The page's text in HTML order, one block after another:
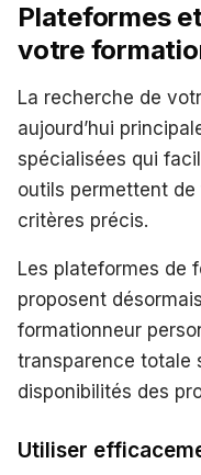
Plateformes
votre
La recherche de
aujourd’hui
spécialisées qui
outils permettent
critères précis.
Les plateformes de
proposent
formationneur
transparence totale
disponibilités des
Utiliser